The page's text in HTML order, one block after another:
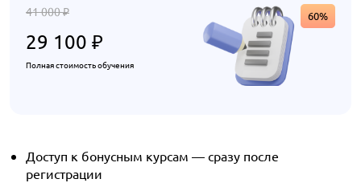
41 000₽
29 100 ₽
Полная стоимость обучения
60%
Доступ к бонусным курсам — сразу после
регистрации